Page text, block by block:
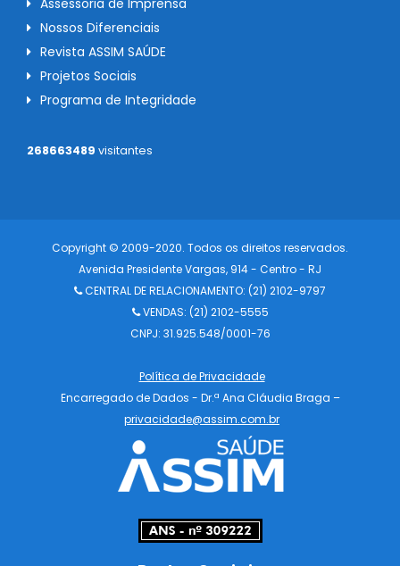
Assessoria de Imprensa
Nossos Diferenciais
Revista ASSIM SAÚDE
Projetos Sociais
Programa de Integridade
268663489 visitantes
Copyright © 2009-2020. Todos os direitos reservados.
Avenida Presidente Vargas, 914 - Centro - RJ
CENTRAL DE RELACIONAMENTO: (21) 2102-9797
VENDAS: (21) 2102-5555
CNPJ: 31.925.548/0001-76
Política de Privacidade
Encarregado de Dados - Dr.ª Ana Cláudia Braga –
privacidade@assim.com.br